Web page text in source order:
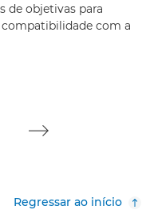
de objetivas para
compatibilidade com a
Regressar ao início